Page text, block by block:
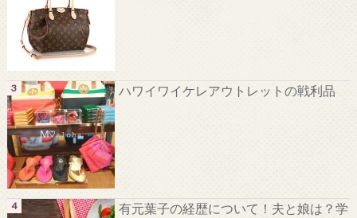
ハワイワイケレアウトレットの戦利品
有元葉子の経歴について！夫と娘は？学